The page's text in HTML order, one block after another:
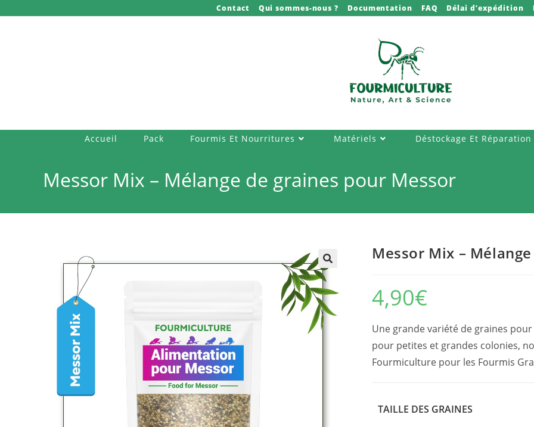
Contact Qui sommes-nous ? Documentation FAQ Délai d’expédition
Accueil Pack Fourmis Et Nourritures Matériels Déstockage Et Réparation
Messor Mix – Mélange de graines pour Messor
Messor Mix –
4,90€
Une grande variété de graines
pour petites et grandes colonies,
Fourmiculture pour les Fourmis
TAILLE DES GRAINES